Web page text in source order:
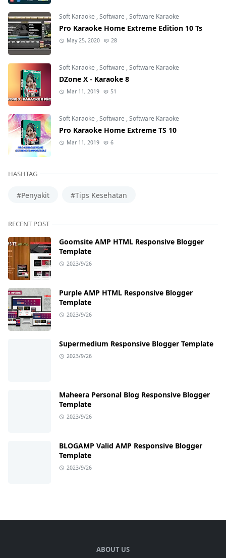
Soft Karaoke ,Software ,Software Karaoke
Pro Karaoke Home Extreme Edition 10 Ts
May 25, 2020 28
Soft Karaoke ,Software ,Software Karaoke
DZone X - Karaoke 8
Mar 11, 2019 51
Soft Karaoke ,Software ,Software Karaoke
Pro Karaoke Home Extreme TS 10
Mar 11, 2019 6
HASHTAG
#Penyakit #Tips Kesehatan
RECENT POST
Goomsite AMP HTML Responsive Blogger
Template
2023/9/26
Purple AMP HTML Responsive Blogger
Template
2023/9/26
Supermedium Responsive Blogger Template
2023/9/26
Maheera Personal Blog Responsive Blogger
Template
2023/9/26
BLOGAMP Valid AMP Responsive Blogger
Template
2023/9/26
ABOUT US